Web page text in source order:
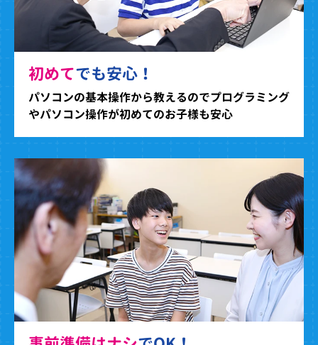
初めてでも安心！
パソコンの基本操作から教えるのでプログラミング
やパソコン操作が初めてのお子様も安心